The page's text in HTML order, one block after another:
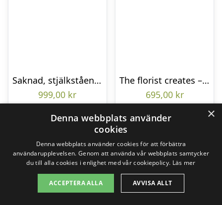
Saknad, stjälkstående bukett
999,00 kr
The florist creates – Funeral bouquet
695,00 kr
×
Denna webbplats använder
cookies
Denna webbplats använder cookies för att förbättra
användarupplevelsen. Genom att använda vår webbplats samtycker
du till alla cookies i enlighet med vår cookiepolicy. Läs mer
ACCEPTERA ALLA AVVISA ALLT